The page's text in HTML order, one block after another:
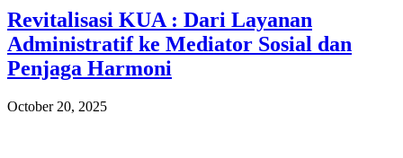
Revitalisasi KUA : Dari Layanan
Administratif ke Mediator Sosial dan
Penjaga Harmoni
October 20, 2025